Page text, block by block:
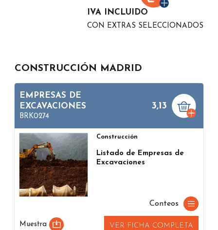
IVA INCLUIDO
CON EXTRAS SELECCIONADOS
CONSTRUCCIÓN MADRID
EMPRESAS DE
EXCAVACIONES
BRK0274
3,13
Construcción
Listado de Empresas de
Excavaciones
Conteos
Muestra VER FICHA COMPLETA